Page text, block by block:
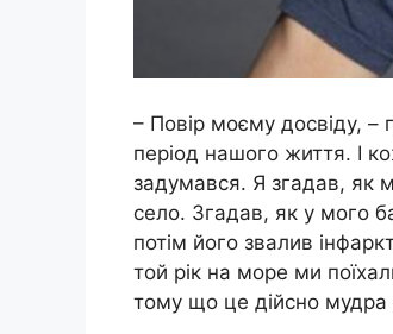
– Повір моєму досвіду,
період нашого життя. І
задумався. Я згадав, як
село. Згадав, як у мого
потім його звалив
той рік на море ми
тому що це дійсно мудра